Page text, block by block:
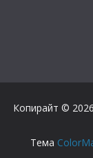
Копирайт © 2026
Тема